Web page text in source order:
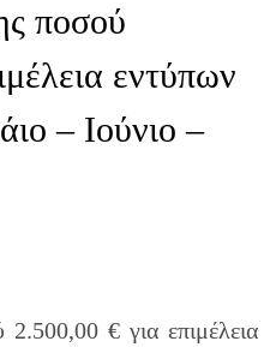
ποσού
εντύπων
– Ιούνιο –
€ για επιμέλεια